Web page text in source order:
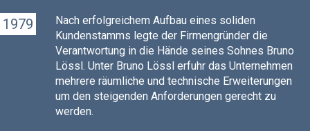
1979
Nach erfolgreichem Aufbau eines soliden
Kundenstamms legte der Firmengründer die
Verantwortung in die Hände seines Sohnes Bruno
Lössl. Unter Bruno Lössl erfuhr das Unternehmen
mehrere räumliche und technische Erweiterungen
um den steigenden Anforderungen gerecht zu
werden.